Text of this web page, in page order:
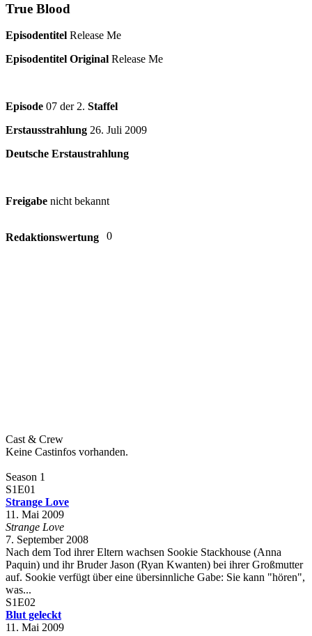
True Blood
Episodentitel Release Me
Episodentitel Original Release Me
Episode 07 der 2. Staffel
Erstausstrahlung 26. Juli 2009
Deutsche Erstaustrahlung
Freigabe nicht bekannt
Redaktionswertung 0
Cast & Crew
Keine Castinfos vorhanden.
Season 1
S1E01
Strange Love
11. Mai 2009
Strange Love
7. September 2008
Nach dem Tod ihrer Eltern wachsen Sookie Stackhouse (Anna
Paquin) und ihr Bruder Jason (Ryan Kwanten) bei ihrer Großmutter
auf. Sookie verfügt über eine übersinnliche Gabe: Sie kann "hören",
was...
S1E02
Blut geleckt
11. Mai 2009